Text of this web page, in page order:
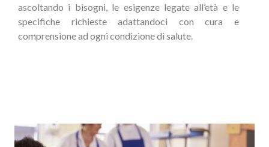
ascoltando i bisogni, le esigenze legate all’età e le
specifiche richieste adattandoci con cura e
comprensione ad ogni condizione di salute.